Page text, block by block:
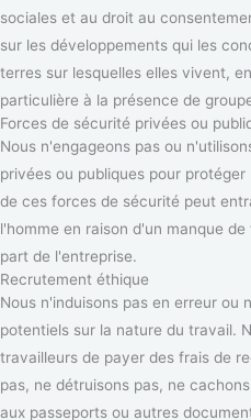
sociales et au droit au
sur les développements qui les
terres sur lesquelles elles vivent,
particulière à la présence de
Forces de sécurité privées ou
Nous n'engageons pas ou
privées ou publiques pour
de ces forces de sécurité peut
l'homme en raison d'un manque
part de l'entreprise.
Recrutement éthique
Nous n'induisons pas en erreur ou
potentiels sur la nature du travail.
travailleurs de payer des frais de
pas, ne détruisons pas, ne
aux passeports ou autres